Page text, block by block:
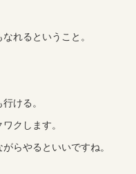
れるということ。
ける。
クします。
らやるといいですね。